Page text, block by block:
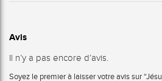
Avis
Il n’y a pas encore d’avis.
Soyez le premier à laisser votre avis sur